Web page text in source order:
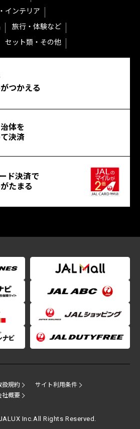
インテリア
旅行・体験など
セット類・その他
つかえる
体を
決済
ド決済で
たまる
扱規約
サイト利用条件
社概要
Inc.All Rights Reserved.